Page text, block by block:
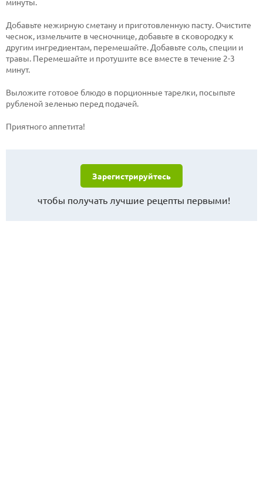
Добавьте нежирную сметану и приготовленную пасту. Очистите
чеснок, измельчите в чесночнице, добавьте в сковородку к
другим ингредиентам, перемешайте. Добавьте соль, специи и
травы. Перемешайте и протушите все вместе в течение 2-3
минут.
Выложите готовое блюдо в порционные тарелки, посыпьте
рубленой зеленью перед подачей.
Приятного аппетита!
Зарегистрируйтесь
чтобы получать лучшие рецепты первыми!